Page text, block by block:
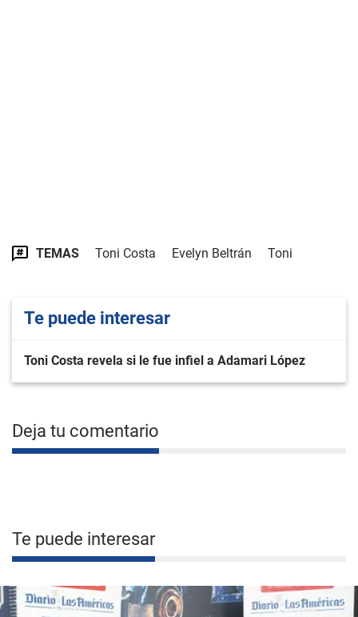
TEMAS Toni Costa Evelyn Beltrán Toni
Te puede interesar
Toni Costa revela si le fue infiel a Adamari López
Deja tu comentario
Te puede interesar